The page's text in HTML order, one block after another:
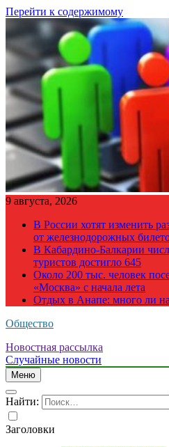
Перейти к содержимому
9 августа, 2026
В России хотят изменить
от железнодорожных
В Кабардино-Балкарии
туристов достигло 645
Около 200 тыс. человек
«Москва» с начала лета
Отдых в Анапе: много ли
Общество
Новостная рассылка
Случайные новости
Меню
Найти:
Заголовки